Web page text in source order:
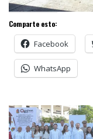
Comparte esto:
Facebook
WhatsApp